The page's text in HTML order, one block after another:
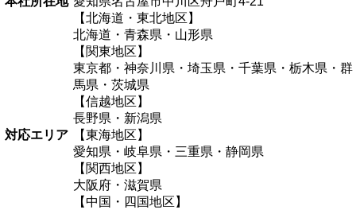
対応エリア
【北海道・東北地区】
北海道・青森県・山形県
【関東地区】
東京都・神奈川県・埼玉県・千葉県・栃木県・群
馬県・茨城県
【信越地区】
長野県・新潟県
【東海地区】
愛知県・岐阜県・三重県・静岡県
【関西地区】
大阪府・滋賀県
【中国・四国地区】